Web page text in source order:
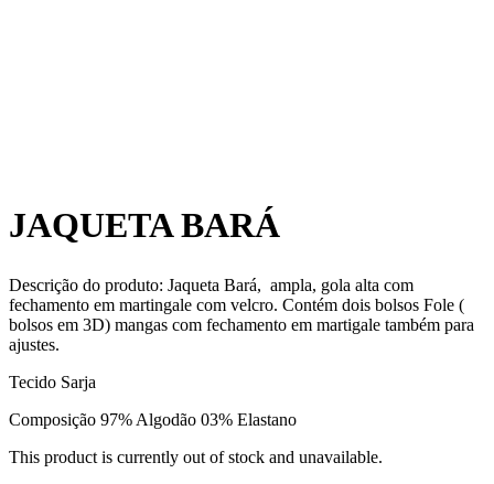
JAQUETA BARÁ
Descrição do produto: Jaqueta Bará, ampla, gola alta com
fechamento em martingale com velcro. Contém dois bolsos Fole (
bolsos em 3D) mangas com fechamento em martigale também para
ajustes.
Tecido Sarja
Composição 97% Algodão 03% Elastano
This product is currently out of stock and unavailable.